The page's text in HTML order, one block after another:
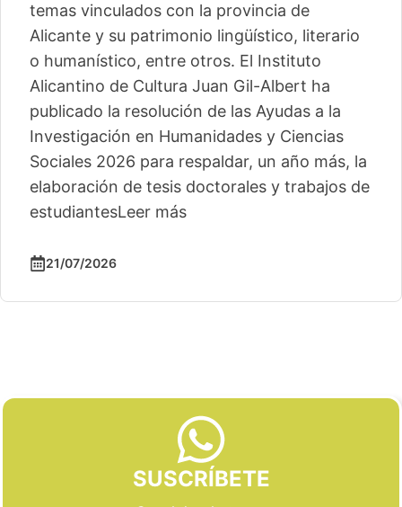
temas vinculados con la provincia de
Alicante y su patrimonio lingüístico, literario
o humanístico, entre otros. El Instituto
Alicantino de Cultura Juan Gil-Albert ha
publicado la resolución de las Ayudas a la
Investigación en Humanidades y Ciencias
Sociales 2026 para respaldar, un año más, la
elaboración de tesis doctorales y trabajos de
estudiantesLeer más
21/07/2026
SUSCRÍBETE